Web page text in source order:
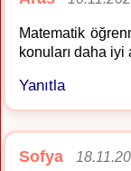
Matematik
konuları daha iyi
Yanıtla
Sofya